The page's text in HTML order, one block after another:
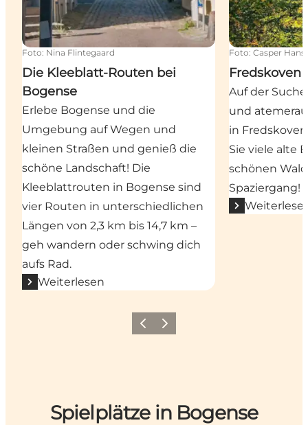
Foto: Nina Flintegaard
Die Kleeblatt-Routen bei
Bogense
Erlebe Bogense und die
Umgebung auf Wegen und
kleinen Straßen und genieß die
schöne Landschaft! Die
Kleeblattrouten in Bogense sind
vier Routen in unterschiedlichen
Längen von 2,3 km bis 14,7 km –
geh wandern oder schwing dich
aufs Rad.
Weiterlesen
Foto: Casper
Fredskoven
Auf der
und
in
Sie viele alte
schönen
Spaziergang!
Vorherige Folie
Nächste Folie
Spielplätze in Bogense